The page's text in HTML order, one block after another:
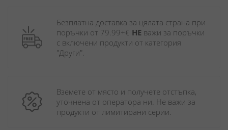
Безплатна доставка за цялата страна при
поръчки от 79.99+€ НЕ важи за поръчки
с включени продукти от категория
"Други".
Вземете от място и получете отстъпка,
уточнена от оператора ни. Не важи за
продукти от лимитирани серии.